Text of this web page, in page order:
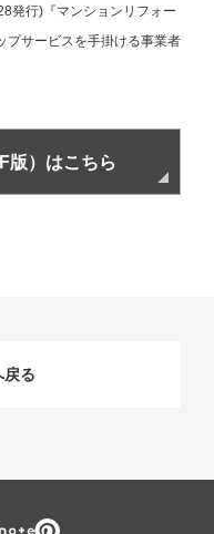
発行)『マンションリフォー
プサービスを手掛ける事業者
版）はこちら
戻る